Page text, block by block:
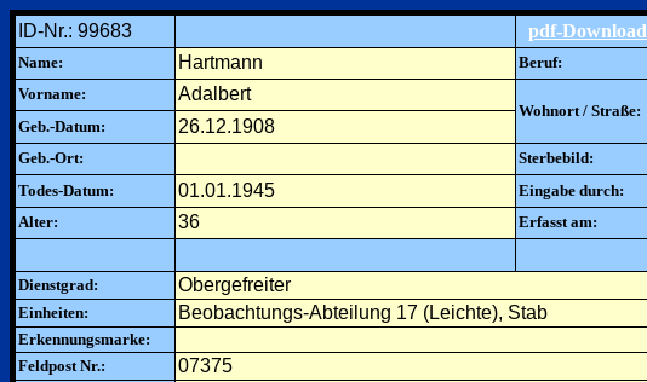
ID-Nr.: 99683 pdf-Download
Name: Hartmann Beruf:
Vorname: Adalbert
Wohnort / Straße:
Geb.-Datum: 26.12.1908
Geb.-Ort: Sterbebild:
Todes-Datum: 01.01.1945 Eingabe durch:
Alter: 36 Erfasst am:
Dienstgrad: Obergefreiter
Einheiten: Beobachtungs-Abteilung 17 (Leichte), Stab
Erkennungsmarke:
Feldpost Nr.:
07375